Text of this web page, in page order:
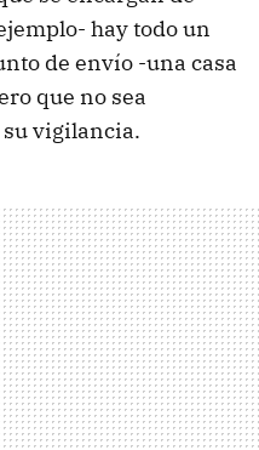
hay todo un
de envío -una casa
que no sea
vigilancia.